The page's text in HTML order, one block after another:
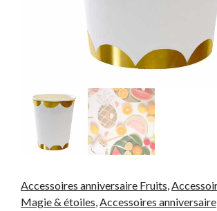
Accessoires anniversaire Fruits,
Magie & étoiles,Accessoires anniversaire